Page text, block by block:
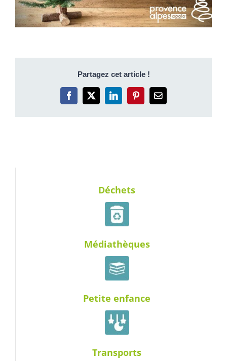
Partagez cet article !
Facebook
X LinkedInPinterestEmail
Déchets
Médiathèques
Petite enfance
Transports